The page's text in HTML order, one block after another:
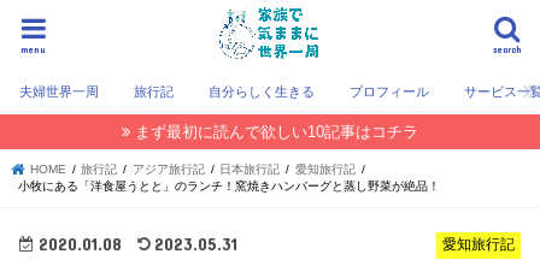
search
menu
夫婦世界一周 旅行記 自分らしく生きる プロフィール サービス一
まず最初に読んで欲しい10記事はコチラ
HOME 旅行記 アジア旅行記 日本旅行記
愛知旅行記
小牧にある「洋食屋うとと」のランチ！窯焼きハンバーグと蒸し野菜が絶品！
愛知旅行記
2020.01.08 2023.05.31